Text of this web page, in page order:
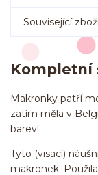
Související
Kompletní
Makronky patří
zatím měla v
barev!
Tyto (visací)
makronek.